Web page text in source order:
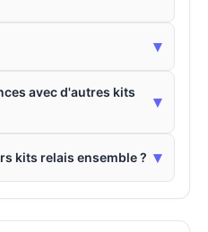
▾
avec d'autres kits
▾
kits relais ensemble ? ▾